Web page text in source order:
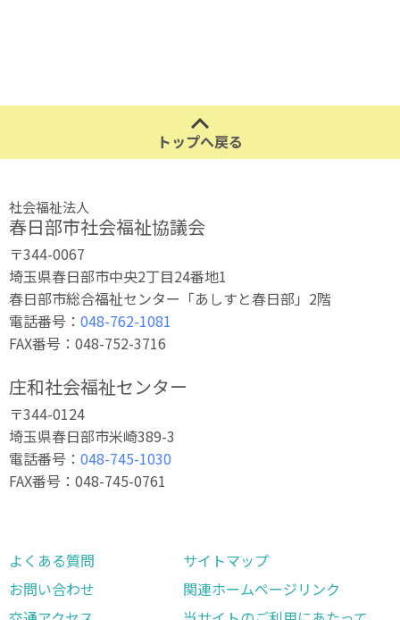
トップへ戻る
社会福祉法人
春日部市社会福祉協議会
〒344-0067
埼玉県春日部市中央2丁目24番地1
春日部市総合福祉センター「あしすと春日部」2階
電話番号： 048-762-1081
FAX番号：048-752-3716
庄和社会福祉センター
〒344-0124
埼玉県春日部市米崎389-3
電話番号： 048-745-1030
FAX番号：048-745-0761
よくある質問
お問い合わせ
サイトマップ
関連ホームページリンク